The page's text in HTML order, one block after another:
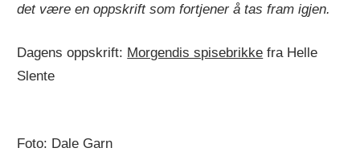
det være en oppskrift som fortjener å tas fram igjen.
Dagens oppskrift: Morgendis spisebrikke fra Helle
Slente
Foto: Dale Garn